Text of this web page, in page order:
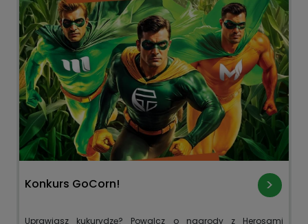
Konkurs GoCorn!
Uprawiasz kukurydzę? Powalcz o nagrody z Herosami